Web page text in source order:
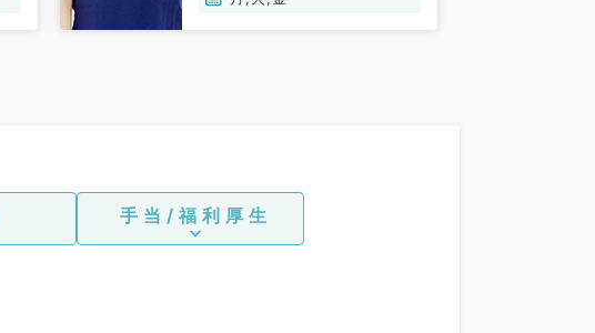
手当/福利厚生